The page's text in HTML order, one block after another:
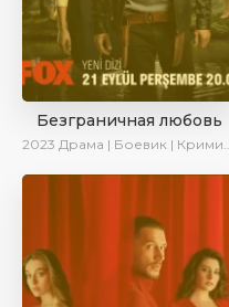
Безграничная любовь
2023 Драма | Боевик | Криминал | SesDizi | Сериалы 2023